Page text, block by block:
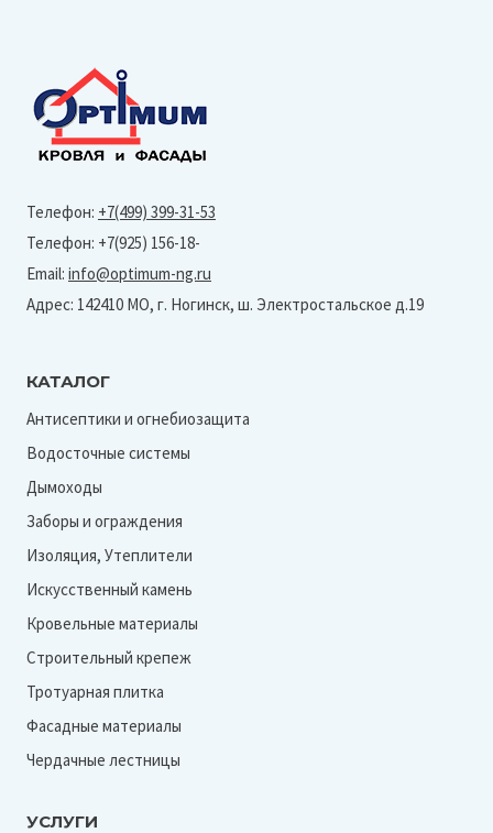
Телефон: +7(499) 399-31-53
Телефон: +7(925) 156-18-
Email: info@optimum-ng.ru
Адрес: 142410 МО, г. Ногинск, ш. Электростальское д.19
КАТАЛОГ
Антисептики и огнебиозащита
Водосточные системы
Дымоходы
Заборы и ограждения
Изоляция, Утеплители
Искусственный камень
Кровельные материалы
Строительный крепеж
Тротуарная плитка
Фасадные материалы
Чердачные лестницы
УСЛУГИ